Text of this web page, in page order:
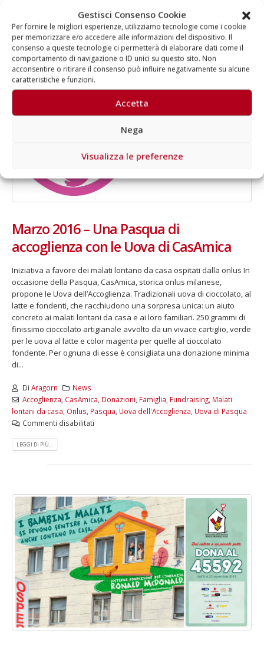
Gestisci Consenso Cookie
Per fornire le migliori esperienze, utilizziamo tecnologie come i cookie
per memorizzare e/o accedere alle informazioni del dispositivo. Il
consenso a queste tecnologie ci permetterà di elaborare dati come il
comportamento di navigazione o ID unici su questo sito. Non
acconsentire o ritirare il consenso può influire negativamente su alcune
caratteristiche e funzioni.
Accetta
Nega
Visualizza le preferenze
Commenti disabilitati
LEGGI DI PIÙ...
Marzo 2016 – Una Pasqua di
accoglienza con le Uova di CasAmica
Iniziativa a favore dei malati lontano da casa ospitati dalla onlus In
occasione della Pasqua, CasAmica, storica onlus milanese,
propone le Uova dell’Accoglienza. Tradizionali uova di cioccolato, al
latte e fondenti, che racchiudono una sorpresa unica: un aiuto
concreto ai malati lontani da casa e ai loro familiari. 250 grammi di
finissimo cioccolato artigianale avvolto da un vivace cartiglio, verde
per le uova al latte e color magenta per quelle al cioccolato
fondente. Per ognuna di esse è consigliata una donazione minima
di...
Di Aragorn
News
Accoglienza CasAmica Donazioni Famiglia Fundraising, Malati
lontani da casa Onlus Pasqua Uova dell'Accoglienza Uova di Pasqua
Commenti disabilitati
LEGGI DI PIÙ...